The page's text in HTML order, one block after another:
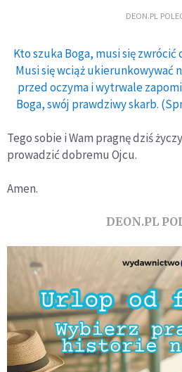
DEON.PL
Kto szuka Boga, musi się
Musi się wciąż ukierunkowywać
przed oczyma i wytrwale
Boga, swój prawdziwy skarb.
Tego sobie i Wam pragnę dziś
prowadzić dobremu Ojcu.
Amen.
DEON.PL